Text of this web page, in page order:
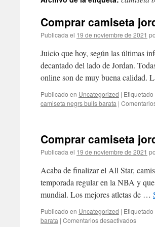
contenido
Comprar camiseta
Publicada el 19 de noviembre de 2021
Juicio que hoy, según las últimas
decantado del lado de Jordan.
online son de muy buena calidad.
Publicado en Uncategorized | Etiquetado
camiseta negrs bulls barata |
Comprar camiseta
Publicada el 19 de noviembre de 2021
Acaba de finalizar el All Star,
temporada regular en la NBA y
mundial. Los mejores atletas de …
Publicado en Uncategorized | Etiquetado
barata | Comentarios desactivadosen